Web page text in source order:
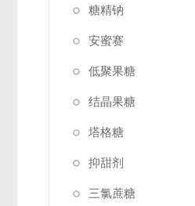
糖精钠
安蜜赛
低聚果糖
结晶果糖
塔格糖
抑甜剂
三氯蔗糖